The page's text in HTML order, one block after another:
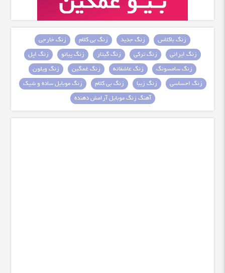
زنگ باکلاس زنگ جدید زنگ بی کلام
زنگ خارجی
زنگ ایرانی
زنگ ترکی زنگ گیتار زنگ پیانو
زنگ اپل
زنگ سامسونگ
زنگ عاشقانه زنگ غمگین
زنگ ویلون
زنگ احساسی
زنگ زیبا زنگ بی کلام
زنگ موبایل ساده و شیک
آهنگ زنگ موبایل آرامش دهنده